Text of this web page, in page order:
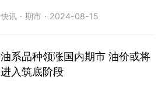
快讯 ・期市 ・ 2024-08-15
油系品种领涨国内期市 油价或将
进入筑底阶段